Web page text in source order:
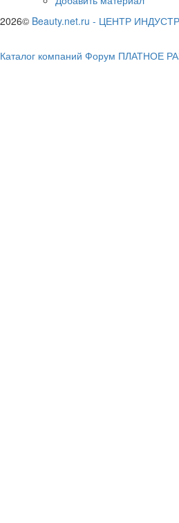
2026© Beauty.net.ru - ЦЕНТР
Каталог компаний Форум ПЛАТНОЕ